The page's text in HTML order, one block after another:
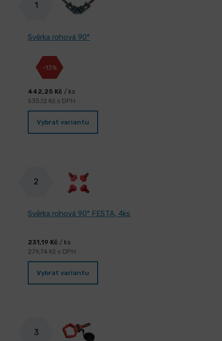
1
Svěrka rohová 90°
-13%
442,25 Kč / ks
535,12 Kč s DPH
Vybrat variantu
2
Svěrka rohová 90° FESTA, 4ks
231,19 Kč / ks
279,74 Kč s DPH
Vybrat variantu
3